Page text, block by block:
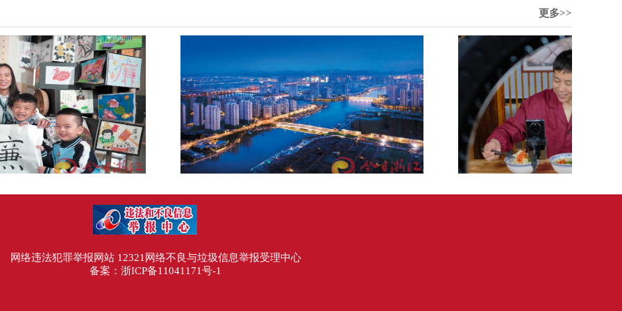
2026年第10期
更多>>
网络违法犯罪举报网站 12321网络不良与垃圾信息举报受理中心
备案： 浙ICP备11041171号-1